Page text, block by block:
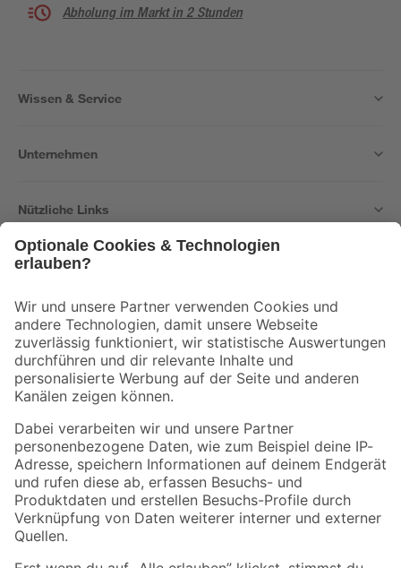
Abholung im Markt in 2 Stunden
Wissen & Service
Unternehmen
Nützliche Links
Der toom Newsletter: Keine Angebote und Aktionen mehr verpassen!
Zur Newsletter Anmeldung
Folge uns
Zahlungsarten Versandarten
Sicher einkaufen